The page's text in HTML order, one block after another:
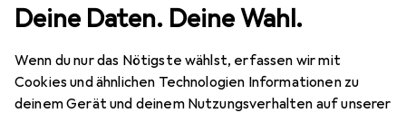
Deine Daten. Deine Wahl.
Wenn du nur das Nötigste wählst, erfassen wir mit
Cookies und ähnlichen Technologien Informationen zu
deinem Gerät und deinem Nutzungsverhalten auf unserer
Smartphone Schutzfolie Dipos Displayschutzfolie Antireflex
6 Bilder